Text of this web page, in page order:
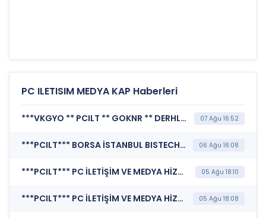
PC ILETISIM MEDYA KAP Haberleri
***VKGYO ** PCILT ** GOKNR ** DERHL*** BORSA İSTANBUL A.Ş. (Hak Kullanımı) 07 Ağu 16:52
***PCILT*** BORSA İSTANBUL BISTECH DEVRE KESİCİ UYGULAMASI (Pay Bazında Devre Kesici Bildirimi) 06 Ağu 16:08
***PCILT*** PC İLETİŞİM VE MEDYA HİZMETLERİ SANAYİ TİCARET A.Ş. (Bağımsız Denetim Kuruluşunun Belirlenmesi) 05 Ağu 18:10
***PCILT*** PC İLETİŞİM VE MEDYA HİZMETLERİ SANAYİ TİCARET A.Ş. (Kar Payı Dağıtım İşlemlerine İlişkin Bildirim) 05 Ağu 18:08